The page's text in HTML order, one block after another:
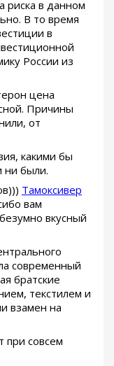
риска в данном
В то время
в
России из
цена
Причины
от
какими бы
ни были.
Тамоксивер
вам
вкусный
современный
братские
текстилем и
взамен на
при совсем